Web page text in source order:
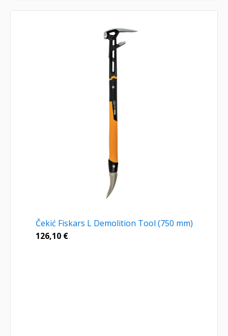
Čekić Fiskars L Demolition Tool (750 mm)
126,10 €